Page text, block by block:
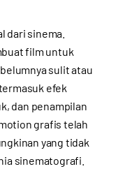
dari sinema.
film untuk
sulit atau
efek
dan penampilan
grafis telah
yang tidak
sinematografi.